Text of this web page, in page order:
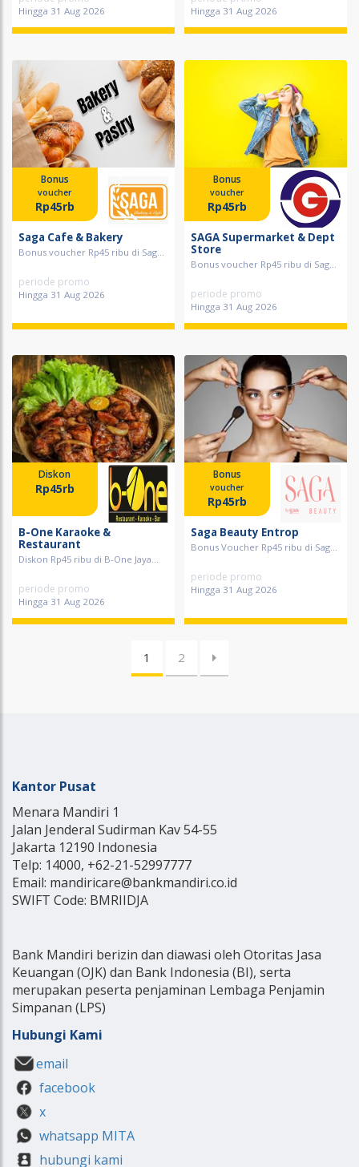
Hingga 31 Aug 2026 Hingga 31 Aug 2026
Bonus
voucher
Rp45rb
Saga Cafe & Bakery
Bonus voucher Rp45 ribu di Sag...
periode promo
Hingga 31 Aug 2026
Bonus
voucher
Rp45rb
SAGA Supermarket & Dept
Store
Bonus voucher Rp45 ribu di Sag...
periode promo
Hingga 31 Aug 2026
Diskon
Rp45rb
B-One Karaoke &
Restaurant
Diskon Rp45 ribu di B-One Jaya...
periode promo
Hingga 31 Aug 2026
Bonus
voucher
Rp45rb
Saga Beauty Entrop
Bonus Voucher Rp45 ribu di Sag...
periode promo
Hingga 31 Aug 2026
1 2
Kantor Pusat
Menara Mandiri 1
Jalan Jenderal Sudirman Kav 54-55
Jakarta 12190 Indonesia
Telp: 14000, +62-21-52997777
Email: mandiricare@bankmandiri.co.id
SWIFT Code: BMRIIDJA
Bank Mandiri berizin dan diawasi oleh Otoritas Jasa
Keuangan (OJK) dan Bank Indonesia (BI), serta
merupakan peserta penjaminan Lembaga Penjamin
Simpanan (LPS)
Hubungi Kami
email
facebook
x
whatsapp MITA
hubungi kami